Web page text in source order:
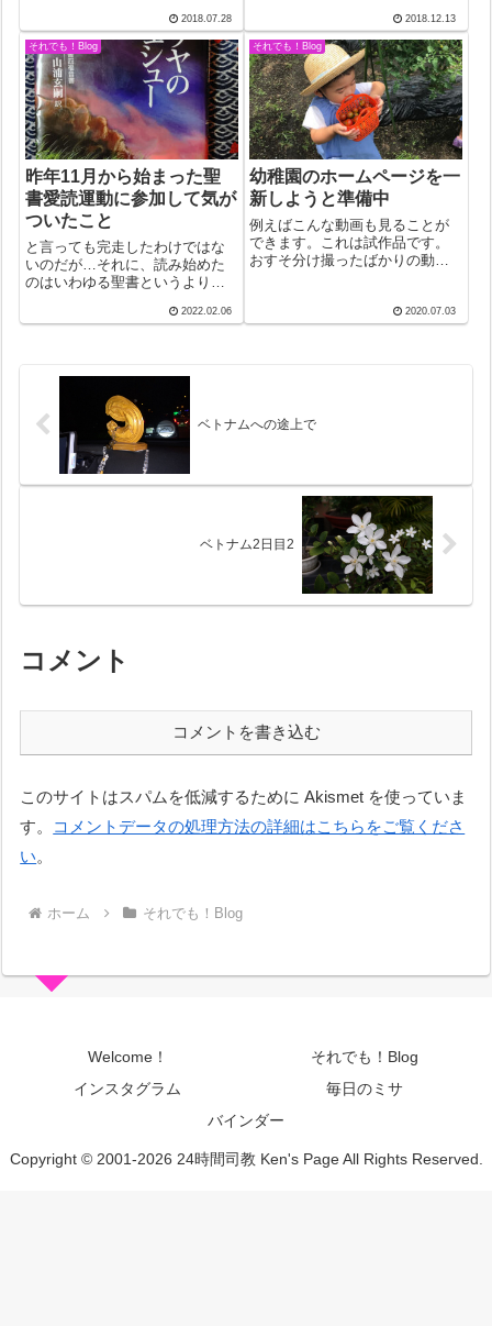
リー計算に基づいた健康長寿
食。続いて、恒例のミサ司式司
祭による講話。今回は、講話な
どという高尚なものではなく、
シャベクリ漫談。何...
2018.07.28
先生は、現場から外されたとい
う。詳しいことはわからない
が、先生を責める気...
2018.12.13
それでも！Blog
昨年11月から始まった聖
書愛読運動に参加して気が
ついたこと
と言っても完走したわけではな
いのだが…それに、読み始めた
のはいわゆる聖書というよりは
前紹介した”ガリラヤのイエシュ
2022.02.06
それでも！Blog
幼稚園のホームページを一
新しようと準備中
例えばこんな動画も見ることが
できます。これは試作品です。
おすそ分け撮ったばかりの動画
てきてくれました。子どもたち
がしばしば訪れて収穫を楽しみ
2020.07.03
ベトナムへの途上で
ベトナム2日目2
コメント
コメントを書き込む
このサイトはスパムを低減するために Akismet を使っていま
す。
コメントデータの処理方法の詳細はこちらをご覧くださ
い。
ホーム それでも！Blog
Welcome！
それでも！Blog
インスタグラム
毎日のミサ
バインダー
Copyright © 2001-2026 24時間司教 Ken's Page All Rights Reserved.